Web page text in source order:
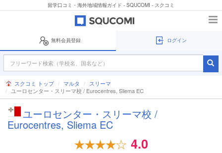
留学口コミ・海外地域情報ガイド - SQUCOMI - スクコミ
無料会員登録 ログイン
スクコミ トップ マルタ
スリーマ
ユーロセンター・スリーマ校 / Eurocentres, Sliema EC
ユーロセンター・スリーマ校 /
Eurocentres, Sliema EC
4.0